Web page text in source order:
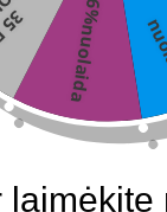
6%nuolaida
laimėkite